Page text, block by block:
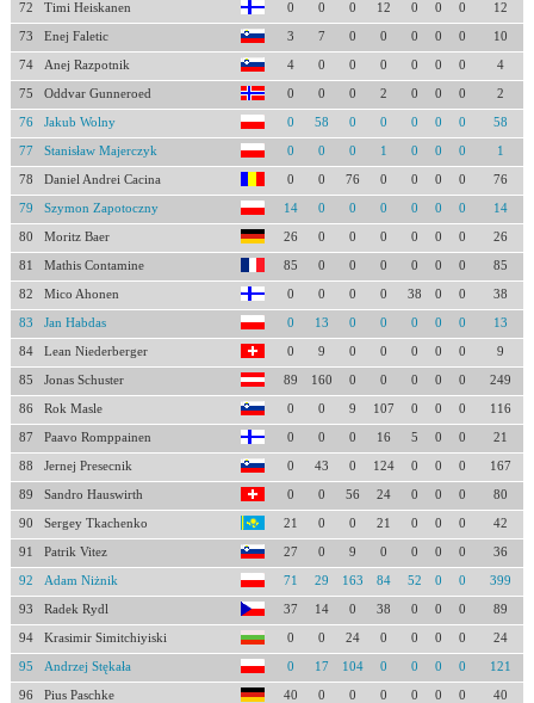
72 Timi Heiskanen 0 0 0 12 0 0 0 12
73 Enej Faletic 3 7 0 0 0 0 0 10
74 Anej Razpotnik 4 0 0 0 0 0 0 4
75 Oddvar Gunneroed 0 0 0 2 0 0 0 2
76 Jakub Wolny 0 58 0 0 0 0 0 58
77 Stanisław Majerczyk 0 0 0 1 0 0 0 1
78 Daniel Andrei Cacina 0 0 76 0 0 0 0 76
79 Szymon Zapotoczny 14 0 0 0 0 0 0 14
80 Moritz Baer 26 0 0 0 0 0 0 26
81 Mathis Contamine 85 0 0 0 0 0 0 85
82 Mico Ahonen 0 0 0 0 38 0 0 38
83 Jan Habdas 0 13 0 0 0 0 0 13
84 Lean Niederberger 0 9 0 0 0 0 0 9
85 Jonas Schuster 89 160 0 0 0 0 0 249
86 Rok Masle 0 0 9 107 0 0 0 116
87 Paavo Romppainen 0 0 0 16 5 0 0 21
88 Jernej Presecnik 0 43 0 124 0 0 0 167
89 Sandro Hauswirth 0 0 56 24 0 0 0 80
90 Sergey Tkachenko 21 0 0 21 0 0 0 42
91 Patrik Vitez 27 0 9 0 0 0 0 36
92 Adam Niżnik 71 29 163 84 52 0 0 399
93 Radek Rydl 37 14 0 38 0 0 0 89
94 Krasimir Simitchiyiski 0 0 24 0 0 0 0 24
95 Andrzej Stękała 0 17 104 0 0 0 0 121
96 Pius Paschke 40 0 0 0 0 0 0 40